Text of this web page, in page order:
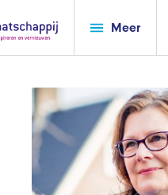
Meer